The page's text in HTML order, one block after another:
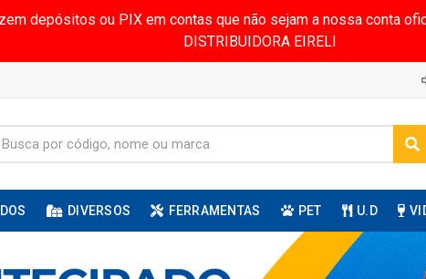
depósitos ou PIX em contas que não sejam a nossa conta
DISTRIBUIDORA EIRELI
DIVERSOS FERRAMENTAS PET U.D